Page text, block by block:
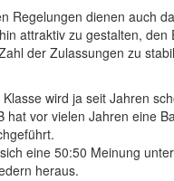
Regelungen dienen auch
attraktiv zu gestalten, den
der Zulassungen zu
wird ja seit Jahren
hat vor vielen Jahren eine
eine 50:50 Meinung
heraus.